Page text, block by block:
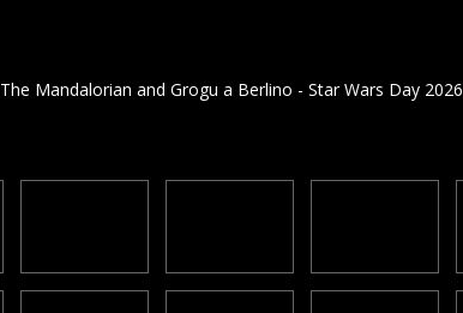
The Mandalorian and Grogu a Berlino - Star Wars Day 2026